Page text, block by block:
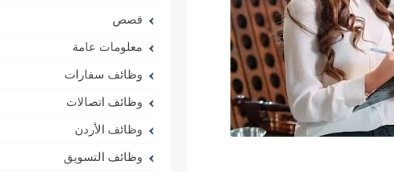
قصص
معلومات عامة
وظائف سفارات
وظائف اتصالات
وظائف الأردن
وظائف التسويق